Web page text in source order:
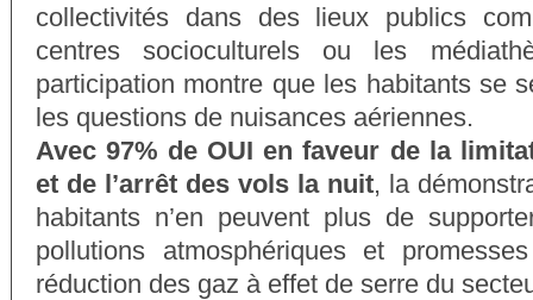
collectivités dans des lieux publics
centres socioculturels ou les
participation montre que les habitants se
les questions de nuisances aériennes.
Avec 97% de OUI en faveur de la
et de l’arrêt des vols la nuit, la
habitants n’en peuvent plus de
pollutions atmosphériques et
réduction des gaz à effet de serre du